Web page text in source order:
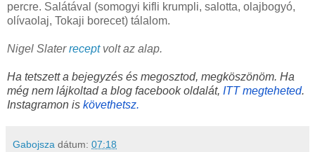
percre. Salátával (somogyi kifli krumpli, salotta, olajbogyó,
olívaolaj, Tokaji borecet) tálalom.
Nigel Slaterreceptvolt az alap.
Ha tetszett a bejegyzés és megosztod, megköszönöm. Ha
még nem lájkoltad a blog facebook oldalát, ITT megteheted.
Instagramon is követhetsz.
Gabojsza dátum: 07:18